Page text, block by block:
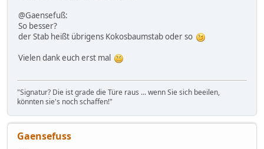
@Gaensefuß:
So besser?
der Stab heißt übrigens Kokosbaumstab oder so
Vielen dank euch erst mal
"Signatur? Die ist grade die Türe raus ... wenn Sie sich beeilen,
könnten sie's noch schaffen!"
Gaensefuss